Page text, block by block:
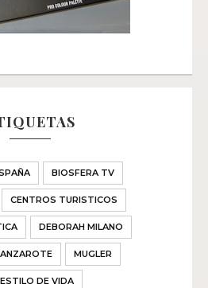
BIOSFERA TV
CENTROS TURISTICOS
DEBORAH MILANO
MUGLER
DE VIDA